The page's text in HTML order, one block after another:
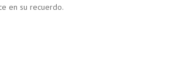
en su recuerdo.